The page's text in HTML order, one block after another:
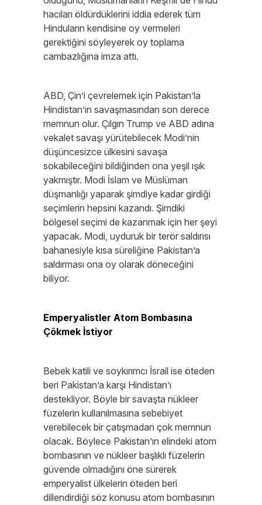
hacıları öldürdüklerini iddia ederek tüm
Hinduların kendisine oy vermeleri
gerektiğini söyleyerek oy toplama
cambazlığına imza attı.
ABD, Çin’i çevrelemek için Pakistan’la
Hindistan’ın savaşmasından son derece
memnun olur. Çılgın Trump ve ABD adına
vekalet savaşı yürütebilecek Modi’nin
düşüncesizce ülkesini savaşa
sokabileceğini bildiğinden ona yeşil ışık
yakmıştır. Modi İslam ve Müslüman
düşmanlığı yaparak şimdiye kadar girdiği
seçimlerin hepsini kazandı. Şimdiki
bölgesel seçimi de kazanmak için her şeyi
yapacak. Modi, uyduruk bir terör saldırısı
bahanesiyle kısa süreliğine Pakistan’a
saldırması ona oy olarak döneceğini
biliyor.
Emperyalistler Atom Bombasına
Çökmek İstiyor
Bebek katili ve soykırımcı İsrail ise öteden
beri Pakistan’a karşı Hindistan’ı
destekliyor. Böyle bir savaşta nükleer
füzelerin kullanılmasına sebebiyet
verebilecek bir çatışmadan çok memnun
olacak. Böylece Pakistan’ın elindeki atom
bombasının ve nükleer başlıklı füzelerin
güvende olmadığını öne sürerek
emperyalist ülkelerin öteden beri
dillendirdiği söz konusu atom bombasının